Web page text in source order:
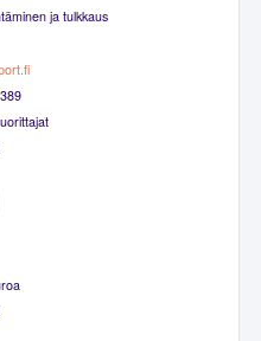
ja tulkkaus